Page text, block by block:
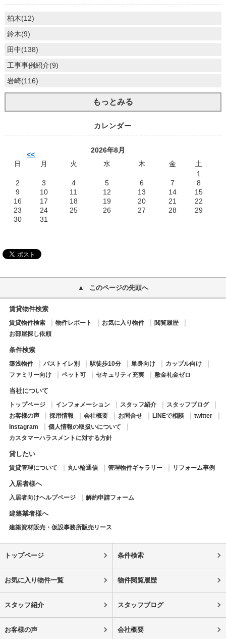
柏木(12)
鈴木(9)
田中(138)
工事事例紹介(9)
岩崎(116)
もっとみる
カレンダー
<<
2026年8月
日
月 火 水 木 金
土
1
2
3 4 5 6 7
8
9
10 11 12 13 14
15
16
17 18 19 20 21
22
23
24 25 26 27 28
29
30
31
このページの先頭へ
賃貸物件検索
賃貸物件検索 物件レポート お気に入り物件
閲覧履歴
お部屋探し依頼
条件検索
築浅物件 バストイレ別 駅徒歩10分 単身向け
カップル向け
ファミリー向け
ペット可 セキュリティ充実 敷金礼金ゼロ
当社について
トップページ インフォメーション スタッフ紹介
スタッフブログ
お客様の声
採用情報 会社概要 お問合せ LINEで相談
twitter
Instagram
個人情報の取扱いについて
カスタマーハラスメントに対する方針
貸したい
賃貸管理について 丸い輪通信 管理物件ギャラリー リフォーム事例
入居者様へ
入居者向けヘルプページ 解約申請フォーム
建築業者様へ
建築資材販売・仮設事務所販売リース
トップページ 条件検索
お気に入り物件一覧 物件閲覧履歴
スタッフ紹介 スタッフブログ
お客様の声 会社概要